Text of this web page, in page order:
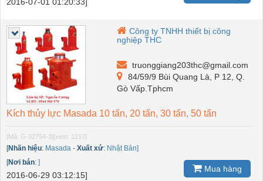
2016-07-01 01:20:33]
Công ty TNHH thiết bị công
nghiệp THC
truonggiang203thc@gmail.com
84/59/9 Bùi Quang Là, P 12, Q.
Gò Vấp.Tphcm
Kích thủy lực Masada 10 tấn, 20 tấn, 30 tấn, 50 tấn
[Mã: G-32754-3] [xem: 1217]
[Nhãn hiệu: Masada - Xuất xứ: Nhật Bản]
[Nơi bán: ]
2016-06-29 03:12:15]
Mua hàng